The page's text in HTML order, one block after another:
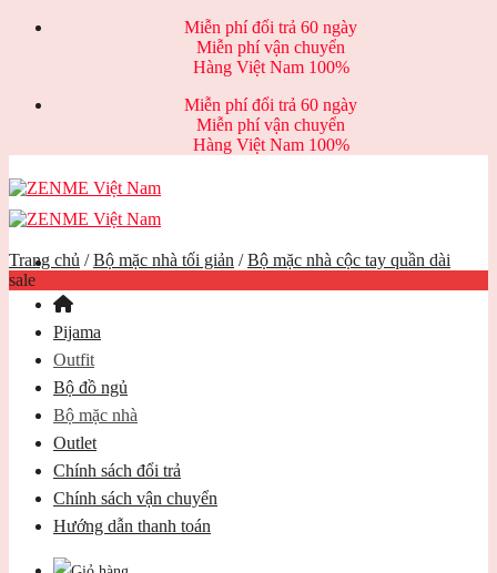
Skip
Miễn phí đổi trả 60 ngày
Miễn phí vận chuyển
Hàng Việt Nam 100%
Miễn phí đổi trả 60 ngày
Miễn phí vận chuyển
Hàng Việt Nam 100%
Pijama
Outfit
Bộ đồ ngủ
Bộ mặc nhà
Outlet
Chính sách đổi trả
Chính sách vận chuyển
Hướng dẫn thanh toán
Trang chủ / Bộ mặc nhà tối giản / Bộ mặc nhà cộc tay quần dài
sale